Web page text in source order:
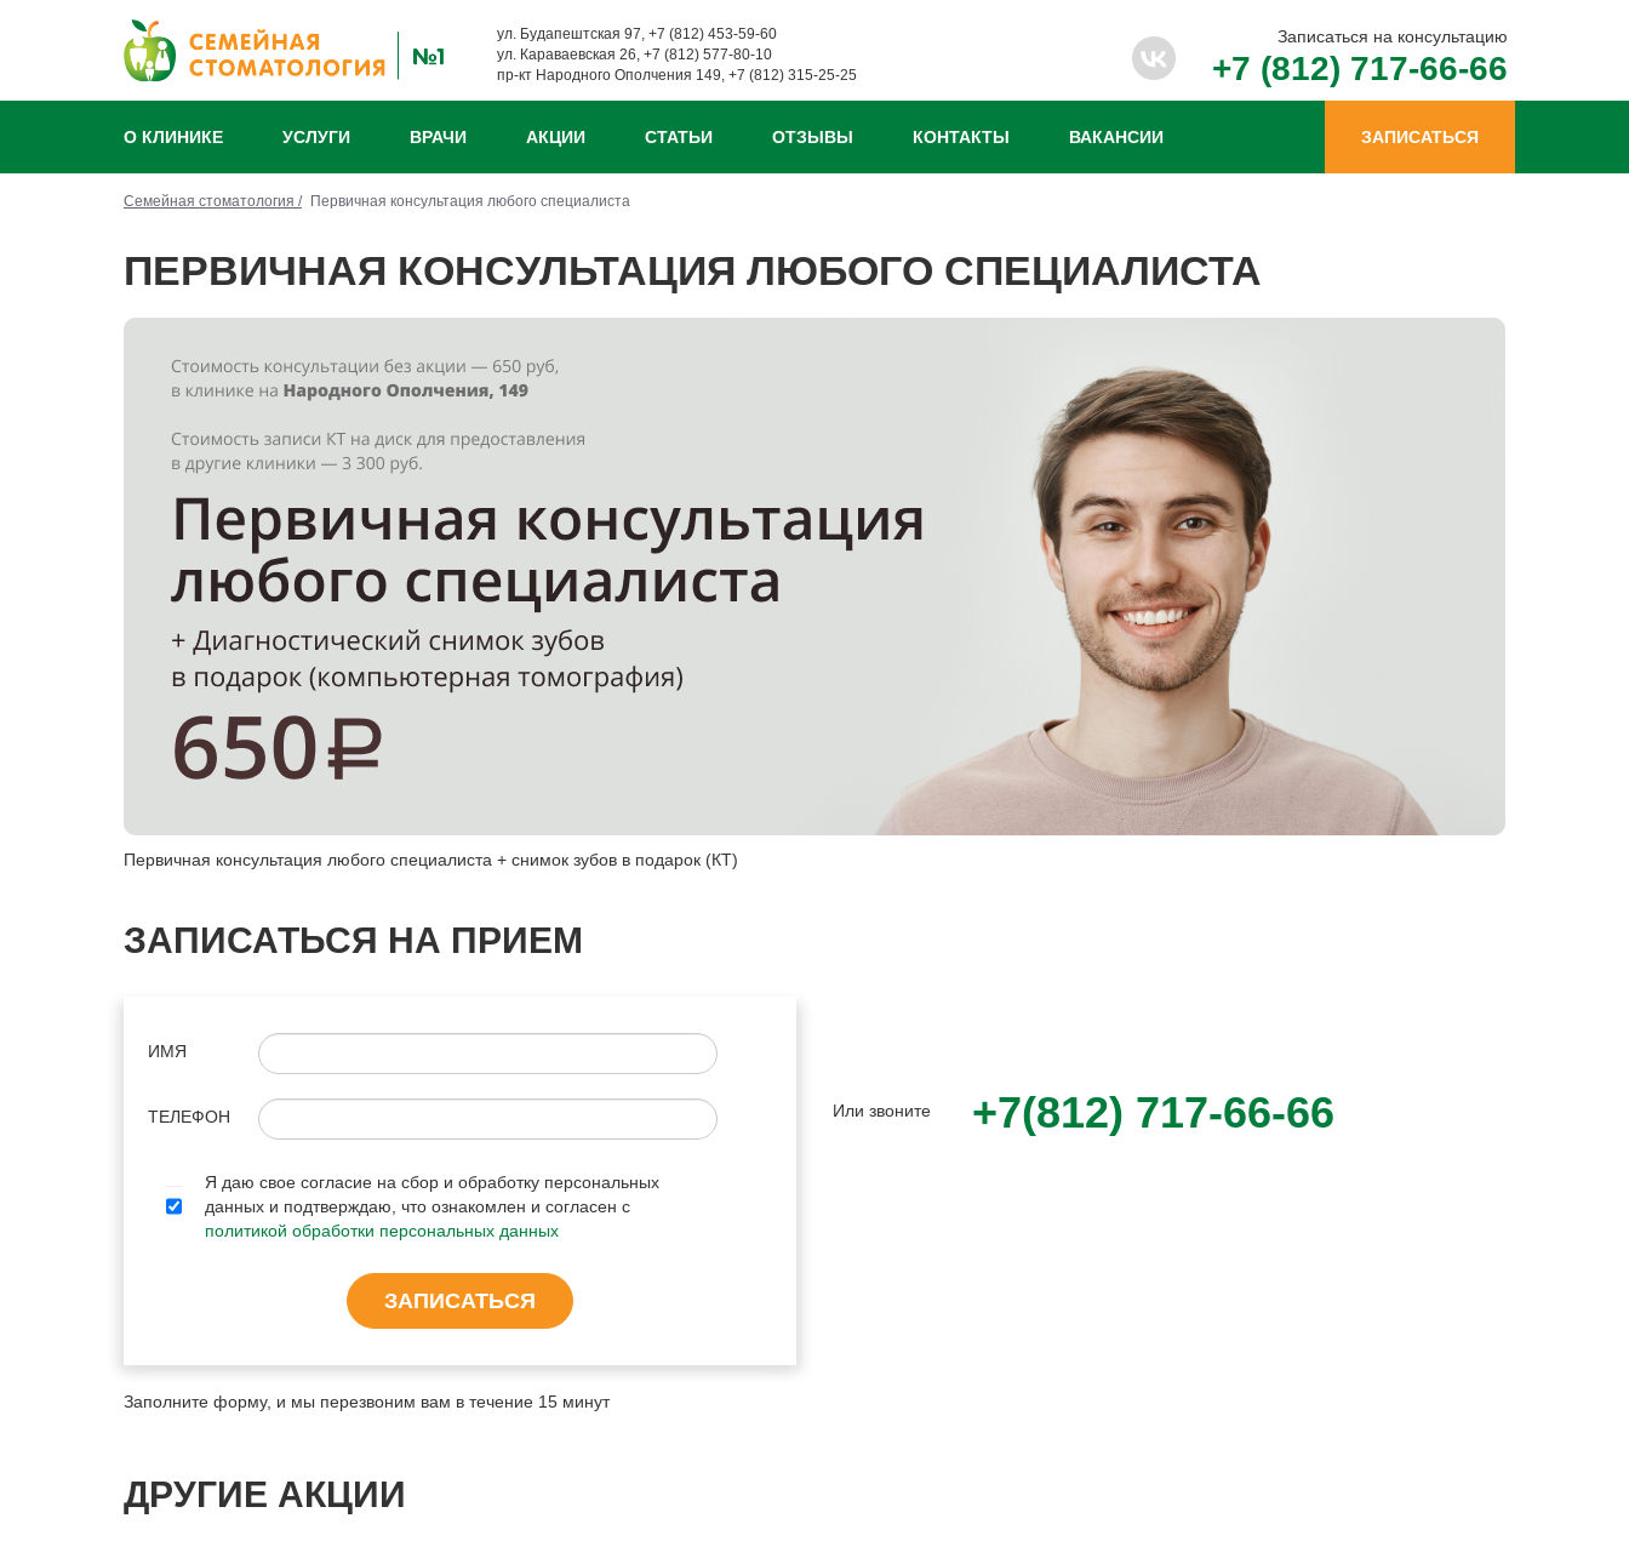
Записаться на консультацию
+7 (812) 717-66-66
ул. Будапештская 97, +7 (812) 453-59-60
ул. Караваевская 26, +7 (812) 577-80-10
пр-кт Народного Ополчения 149, +7 (812) 315-25-25
О КЛИНИКЕ УСЛУГИ ВРАЧИ АКЦИИ СТАТЬИ ОТЗЫВЫ КОНТАКТЫ ВАКАНСИИ ЗАПИСАТЬСЯ
Семейная стоматология / Первичная консультация любого специалиста
ПЕРВИЧНАЯ КОНСУЛЬТАЦИЯ ЛЮБОГО СПЕЦИАЛИСТА
Первичная консультация любого специалиста + снимок зубов в подарок (КТ)
ЗАПИСАТЬСЯ НА ПРИЕМ
ИМЯ
ТЕЛЕФОН
Я даю свое согласие на сбор и обработку персональных
данных и подтверждаю, что ознакомлен и согласен с
политикой обработки персональных данных
ЗАПИСАТЬСЯ
Заполните форму, и мы перезвоним вам в течение 15 минут
Или звоните +7(812) 717-66-66
ДРУГИЕ АКЦИИ